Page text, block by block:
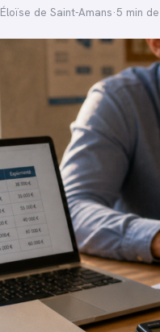
Éloïse de Saint-Amans·5 min